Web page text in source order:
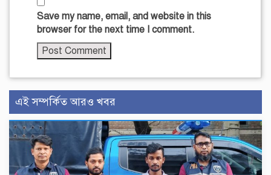
Save my name, email, and website in this
browser for the next time I comment.
এই সম্পর্কিত আরও খবর